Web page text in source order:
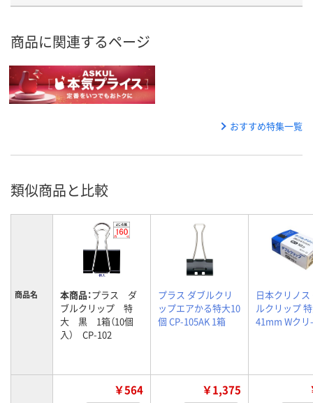
商品に関連するページ
おすすめ特集一覧
類似商品と比較
商品名 本商品：プラス ダ
ブルクリップ 特
大 黒 1箱（10個
入） CP-102
プラス ダブルクリ
ップエアかる特大10
個 CP-105AK 1箱
日本クリノス
ルクリップ
41mm Wクリ
￥564 ￥1,375